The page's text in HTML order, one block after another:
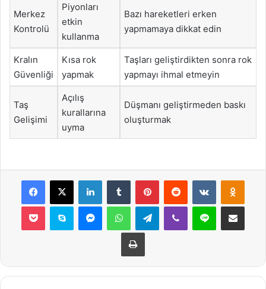
Merkez
Kontrolü
Piyonları
etkin
kullanma
Bazı hareketleri erken
yapmamaya dikkat edin
Kralın
Güvenliği
Kısa rok
yapmak
Taşları geliştirdikten sonra rok
yapmayı ihmal etmeyin
Taş
Gelişimi
Açılış
kurallarına
uyma
Düşmanı geliştirmeden baskı
oluşturmak
Facebook
X LinkedInTumblr PinterestReddit VKontakte
Pocket Skype MessengerWhatsAppTelegramViber Line E-Posta ile
Yazdır